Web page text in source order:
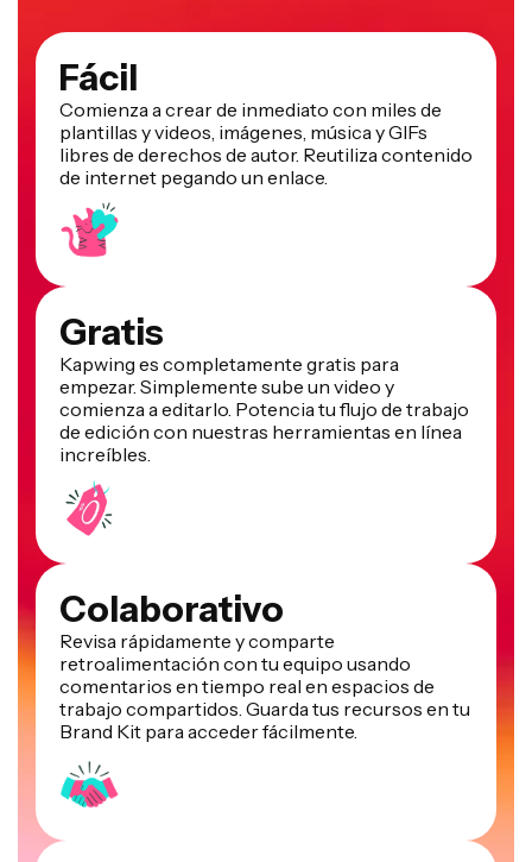
Fácil
Comienza a crear de inmediato con miles de
plantillas y videos, imágenes, música y GIFs
libres de derechos de autor. Reutiliza contenido
de internet pegando un enlace.
Gratis
Kapwing es completamente gratis para
empezar. Simplemente sube un video y
comienza a editarlo. Potencia tu flujo de trabajo
de edición con nuestras herramientas en línea
increíbles.
Colaborativo
Revisa rápidamente y comparte
retroalimentación con tu equipo usando
comentarios en tiempo real en espacios de
trabajo compartidos. Guarda tus recursos en tu
Brand Kit para acceder fácilmente.